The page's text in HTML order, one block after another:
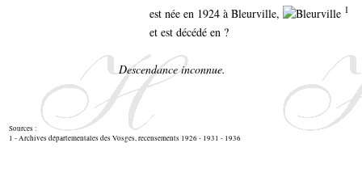
est née en 1924 à Bleurville, 1
et est décédé en ?
Descendance inconnue.
Sources :
1 - Archives départementales des Vosges, recensements 1926 - 1931 - 1936